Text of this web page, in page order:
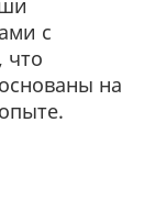
с
что
на